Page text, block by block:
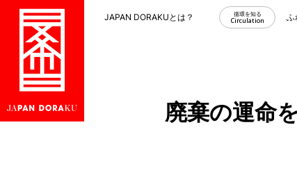
JAPAN DORAKUとは？ 循環を知る
Circulation ふ
廃棄の運命